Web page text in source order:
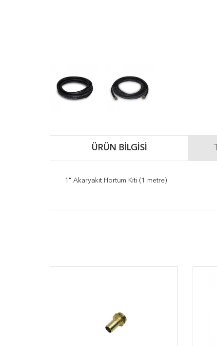
ÜRÜN BILGISI
1" Akaryakıt Hortum Kiti (1 metre)